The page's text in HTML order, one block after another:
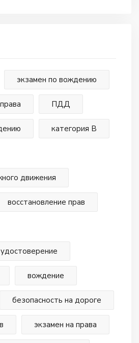
экзамен по вождению
ПДД
категория В
движения
восстановление прав
вождение
безопасность на дороге
экзамен на права